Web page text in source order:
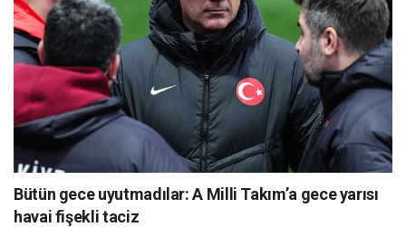
Bütün gece uyutmadılar: A Milli Takım’a gece yarısı
havai fişekli taciz